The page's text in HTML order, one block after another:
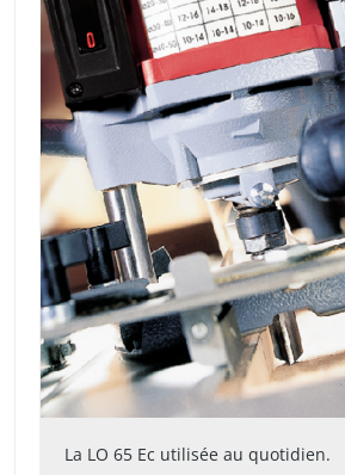
La LO 65 Ec utilisée au quotidien.